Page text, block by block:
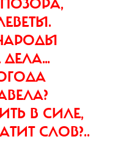
В СИЛЕ,
СЛОВ?..